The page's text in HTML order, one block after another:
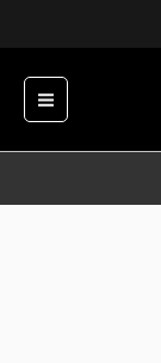
al
contenido